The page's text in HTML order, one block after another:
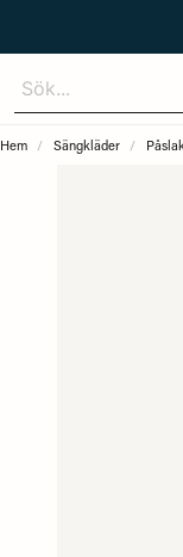
Sök...
Hem Sängkläder